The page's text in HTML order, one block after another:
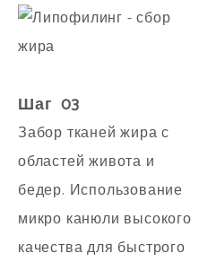
Шаг 03
Забор тканей жира с
областей живота и
бедер. Использование
микро канюли высокого
качества для быстрого